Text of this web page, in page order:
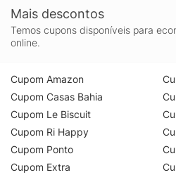
Mais descontos
Temos cupons disponíveis para
online.
Cupom Amazon
Cupom Casas Bahia
Cupom Le Biscuit
Cupom Ri Happy
Cupom Ponto
Cupom Extra